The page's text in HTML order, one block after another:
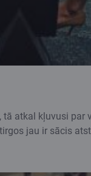
atkal kļuvusi
jau ir sācis